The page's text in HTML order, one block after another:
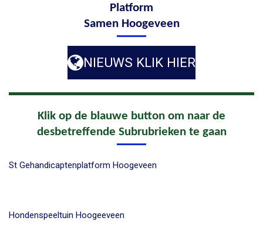
Platform
Samen Hoogeveen
NIEUWS KLIK HIER
Klik op de blauwe button om naar de
desbetreffende Subrubrieken te gaan
St Gehandicaptenplatform Hoogeveen
Hondenspeeltuin Hoogeeveen